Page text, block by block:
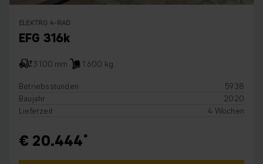
ELEKTRO 4-RAD
EFG 316k
3.100 mm
1.600 kg
Betriebsstunden
5938
Baujahr
2020
Lieferzeit
4 Wochen
€ 20.444